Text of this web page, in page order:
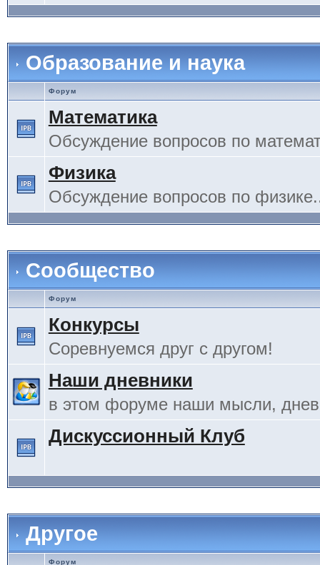
Образование и наука
Форум
Математика
Обсуждение вопросов по
Физика
Обсуждение вопросов по
Сообщество
Форум
Конкурсы
Соревнуемся друг с другом!
Наши дневники
в этом форуме наши мысли,
Дискуссионный Клуб
Другое
Форум